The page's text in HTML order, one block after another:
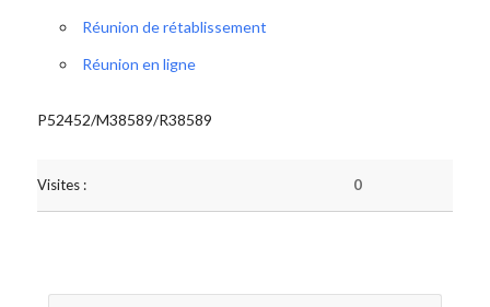
Réunion de rétablissement
Réunion en ligne
P52452/M38589/R38589
Visites : 0